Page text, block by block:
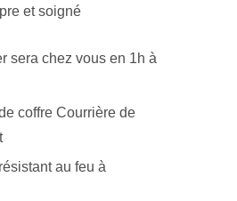
et soigné
sera chez vous en 1h à
coffre Courrière de
au feu à